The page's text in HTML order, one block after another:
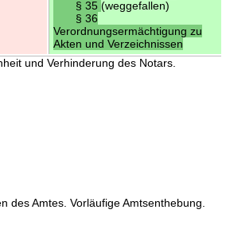
§ 35 (weggefallen)
§ 36
Verordnungsermächtigung zu
Akten und Verzeichnissen
und Verhinderung des Notars.
des Amtes. Vorläufige Amtsenthebung.